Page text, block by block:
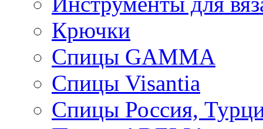
Крючки
Спицы GAMMA
Спицы Visantia
Спицы Россия,